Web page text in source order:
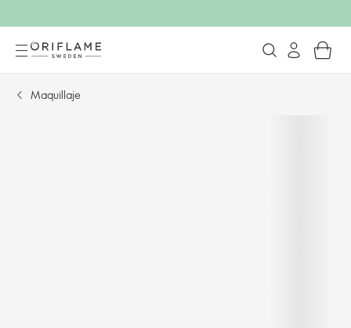
Maquillaje